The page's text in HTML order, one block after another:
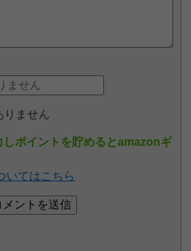
りません
しポイントを貯めるとamazonギ
いてはこちら